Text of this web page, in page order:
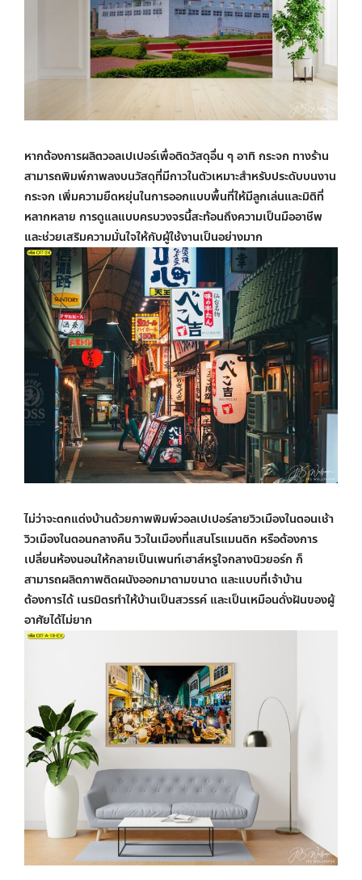
หากต้องการผลิตวอลเปเปอร์เพื่อติดวัสดุอื่น ๆ อาทิ กระจก ทางร้าน
สามารถพิมพ์ภาพลงบนวัสดุที่มีกาวในตัวเหมาะสำหรับประดับบนงาน
กระจก เพิ่มความยืดหยุ่นในการออกแบบพื้นที่ให้มีลูกเล่นและมิติที่
หลากหลาย การดูแลแบบครบวงจรนี้สะท้อนถึงความเป็นมืออาชีพ
และช่วยเสริมความมั่นใจให้กับผู้ใช้งานเป็นอย่างมาก
ไม่ว่าจะตกแต่งบ้านด้วยภาพพิมพ์วอลเปเปอร์ลายวิวเมืองในตอนเช้า
วิวเมืองในตอนกลางคืน วิวในเมืองที่แสนโรแมนติก หรือต้องการ
เปลี่ยนห้องนอนให้กลายเป็นเพนท์เฮาส์หรูใจกลางนิวยอร์ก ก็
สามารถผลิตภาพติดผนังออกมาตามขนาด และแบบที่เจ้าบ้าน
ต้องการได้ เนรมิตรทำให้บ้านเป็นสวรรค์ และเป็นเหมือนดั่งฝันของผู้
อาศัยได้ไม่ยาก